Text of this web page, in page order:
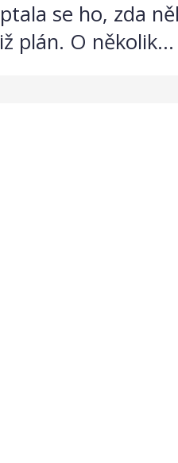
se ho, zda
plán. O několik...